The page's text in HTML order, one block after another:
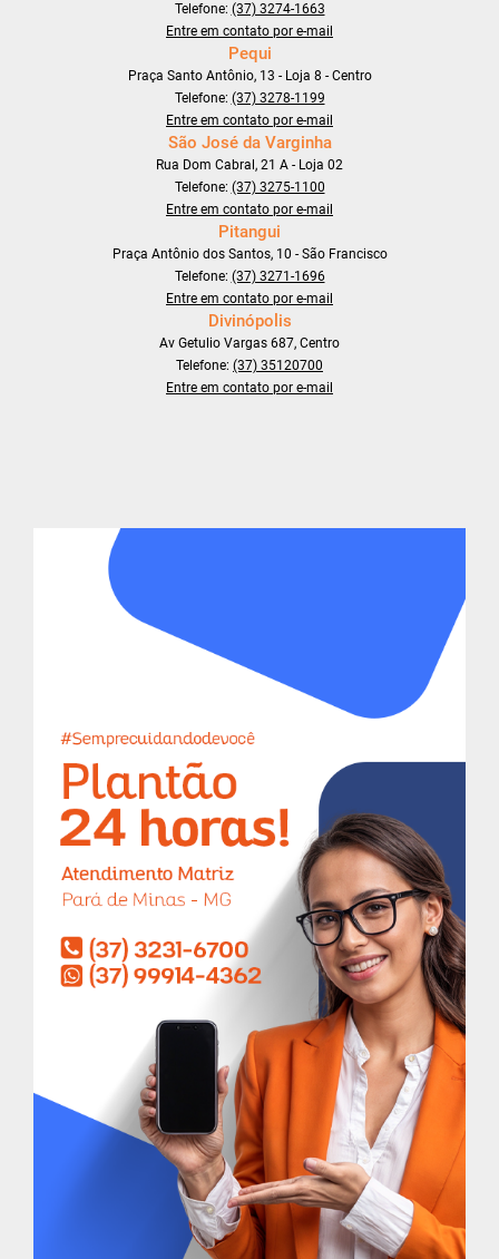
Telefone: (37) 3274-1663
Entre em contato por e-mail
Pequi
Praça Santo Antônio, 13 - Loja 8 - Centro
Telefone: (37) 3278-1199
Entre em contato por e-mail
São José da Varginha
Rua Dom Cabral, 21 A - Loja 02
Telefone: (37) 3275-1100
Entre em contato por e-mail
Pitangui
Praça Antônio dos Santos, 10 - São Francisco
Telefone: (37) 3271-1696
Entre em contato por e-mail
Divinópolis
Av Getulio Vargas 687, Centro
Telefone: (37) 35120700
Entre em contato por e-mail